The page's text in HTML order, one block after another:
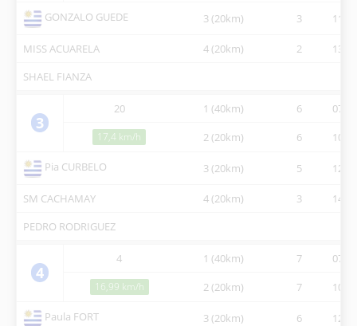
GONZALO GUEDE 3 (20km) 3
MISS ACUARELA 4 (20km) 2
SHAEL FIANZA
3
20 1 (40km) 6
17,4 km/h 2 (20km) 6
Pia CURBELO 3 (20km) 5
SM CACHAMAY 4 (20km) 3
PEDRO RODRIGUEZ
4
4 1 (40km) 7
16,99 km/h 2 (20km) 7
Paula FORT 3 (20km) 6